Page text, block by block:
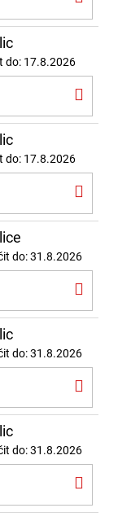
do: 17.8.2026
do: 17.8.2026
do:31.8.2026
do:31.8.2026
do:31.8.2026